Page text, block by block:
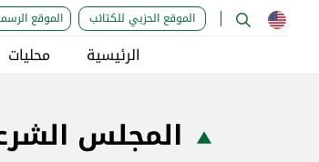
الموقع الحزبي للكتائب الموقع
الرئيسية محليات
المجلس